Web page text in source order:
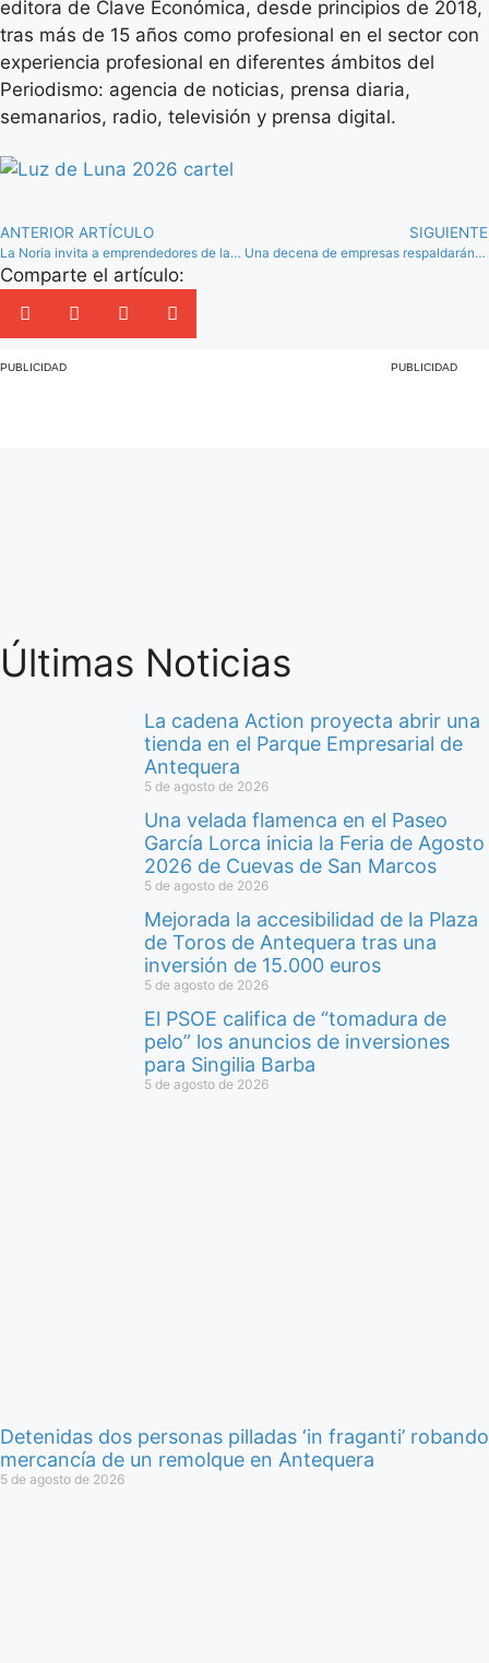
editora de Clave Económica, desde principios de 2018,
tras más de 15 años como profesional en el sector con
experiencia profesional en diferentes ámbitos del
Periodismo: agencia de noticias, prensa diaria,
semanarios, radio, televisión y prensa digital.
ANTERIOR ARTÍCULO
La Noria invita a emprendedores de la comarca a apostar por el turismo de experiencias
SIGUIENTE
Una decena de empresas respaldarán al BM Conservas Alsur Antequera la próxima temporada
Comparte el artículo:
PUBLICIDAD PUBLICIDAD
Últimas Noticias
La cadena Action proyecta abrir una
tienda en el Parque Empresarial de
Antequera
5 de agosto de 2026
Una velada flamenca en el Paseo
García Lorca inicia la Feria de Agosto
2026 de Cuevas de San Marcos
5 de agosto de 2026
Mejorada la accesibilidad de la Plaza
de Toros de Antequera tras una
inversión de 15.000 euros
5 de agosto de 2026
El PSOE califica de “tomadura de
pelo” los anuncios de inversiones
para Singilia Barba
5 de agosto de 2026
Detenidas dos personas pilladas ‘in fraganti’ robando
mercancía de un remolque en Antequera
5 de agosto de 2026